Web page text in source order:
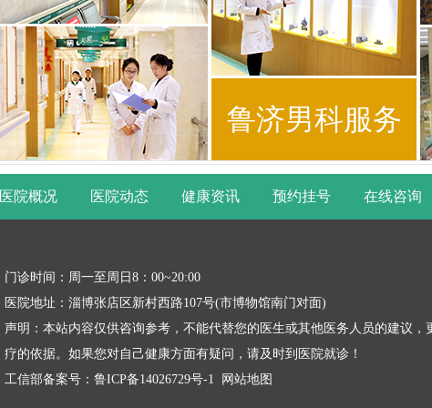
鲁济男科服务
医院概况 医院动态 健康资讯 预约挂号 在线咨询
门诊时间：周一至周日8：00~20:00
医院地址：淄博张店区新村西路107号(市博物馆南门对面)
声明：本站内容仅供咨询参考，不能代替您的医生或其他医务人员的建议，
疗的依据。如果您对自己健康方面有疑问，请及时到医院就诊！
工信部备案号： 鲁ICP备14026729号-1 网站地图